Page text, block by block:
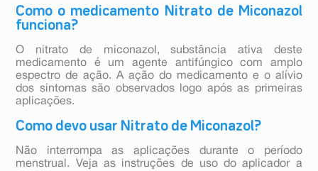
Como o medicamento Nitrato de Miconazol
funciona?
O nitrato de miconazol, substância ativa deste
medicamento é um agente antifúngico com amplo
espectro de ação. A ação do medicamento e o alívio
dos sintomas são observados logo após as primeiras
aplicações.
Como devo usar Nitrato de Miconazol?
Não interrompa as aplicações durante o período
menstrual. Veja as instruções de uso do aplicador a